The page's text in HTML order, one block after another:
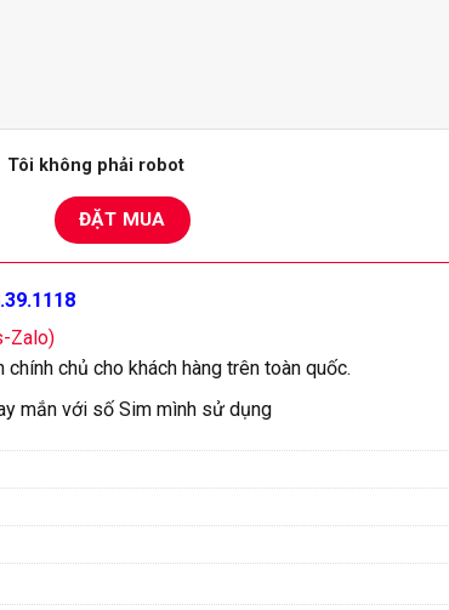
Tôi không phải robot
Zalo)
chủ cho khách hàng trên toàn quốc.
mắn với số Sim mình sử dụng